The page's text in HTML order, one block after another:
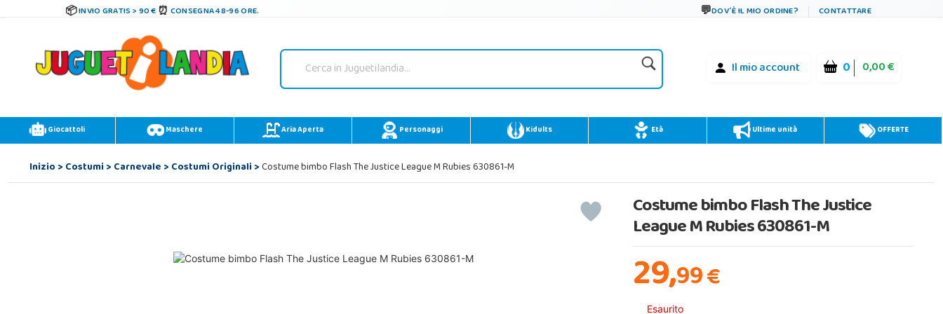
INVIO GRATIS > 90 € CONSEGNA 48-96 ORE. DOV´È IL MIO ORDINE? CONTATTARE
Il mio account 0 0,00 €
Giocattoli Maschere Aria Aperta Personaggi Kidults Età Ultime unità OFFERTE
Inizio>Costumi>Carnevale>Costumi Originali>Costume bimbo Flash The Justice League M Rubies 630861-M
Costume bimbo Flash The Justice
League M Rubies 630861-M
29,99€
Esaurito